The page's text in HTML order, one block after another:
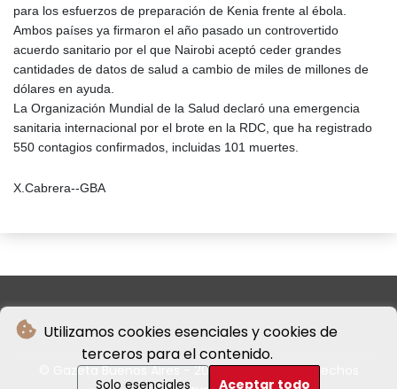
Utilizamos cookies esenciales y cookies de
terceros para el contenido.
Solo esenciales Aceptar todo
para los esfuerzos de preparación de Kenia frente al ébola.
Ambos países ya firmaron el año pasado un controvertido
acuerdo sanitario por el que Nairobi aceptó ceder grandes
cantidades de datos de salud a cambio de miles de millones de
dólares en ayuda.
La Organización Mundial de la Salud declaró una emergencia
sanitaria internacional por el brote en la RDC, que ha registrado
550 contagios confirmados, incluidas 101 muertes.
X.Cabrera--GBA
© Gazeta Buenos Aires - 2026 - Todos los derechos